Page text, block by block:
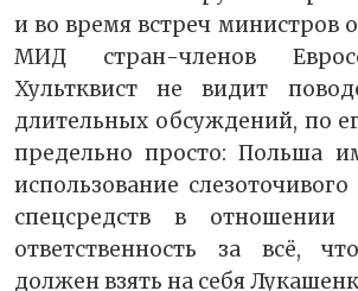
и во время встреч министров
МИД стран-членов
Хультквист не видит
длительных обсуждений, по
предельно просто: Польша
использование
спецсредств в отношении
ответственность за всё,
должен взять на себя